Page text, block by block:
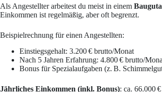
Als Angestellter arbeitest du meist in einem
Einkommen ist regelmäßig, aber oft begrenzt.
Beispielrechnung für einen Angestellten:
Einstiegsgehalt: 3.200 € brutto/Monat
Nach 5 Jahren Erfahrung: 4.800 € brutto/
Bonus für Spezialaufgaben (z. B.
Jährliches Einkommen (inkl. Bonus): ca. 66.000